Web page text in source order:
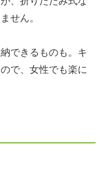
せん。
できるものも。キ
で、女性でも楽に